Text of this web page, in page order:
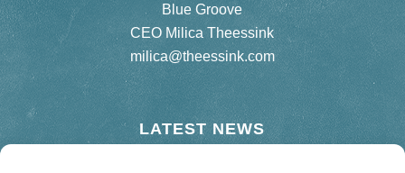
Blue Groove
CEO Milica Theessink
milica@theessink.com
LATEST NEWS